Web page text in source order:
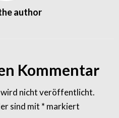
author
Kommentar
wird nicht veröffentlicht.
sind mit * markiert